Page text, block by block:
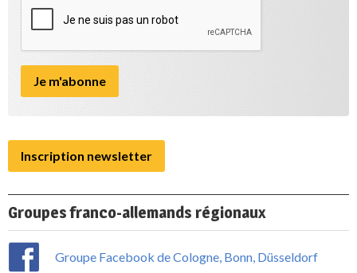
Inscription newsletter
Groupes franco-allemands régionaux
Groupe Facebook de Cologne, Bonn, Düsseldorf